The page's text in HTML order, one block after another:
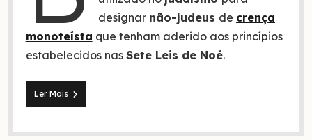
designar não-judeus de crença
monoteísta que tenham aderido aos princípios
estabelecidos nas Sete Leis de Noé.
Ler MaisBnei
Noach:
que